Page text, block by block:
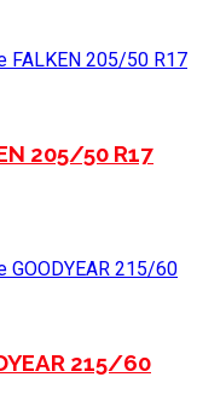
205/50 R17
215/60